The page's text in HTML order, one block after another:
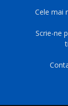
Cele mai
Scrie-ne